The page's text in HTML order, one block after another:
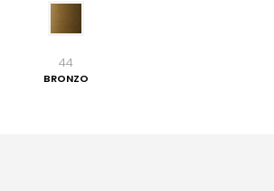
44
BRONZO